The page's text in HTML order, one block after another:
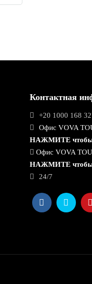
Контактная
+20 1000 168
Офис VOVA
НАЖМИТЕ чтобы
Офис VOVA
НАЖМИТЕ чтобы
24/7